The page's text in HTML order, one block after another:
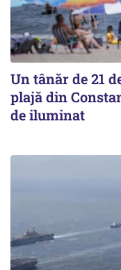
Un tânăr de 21
plajă din
de iluminat